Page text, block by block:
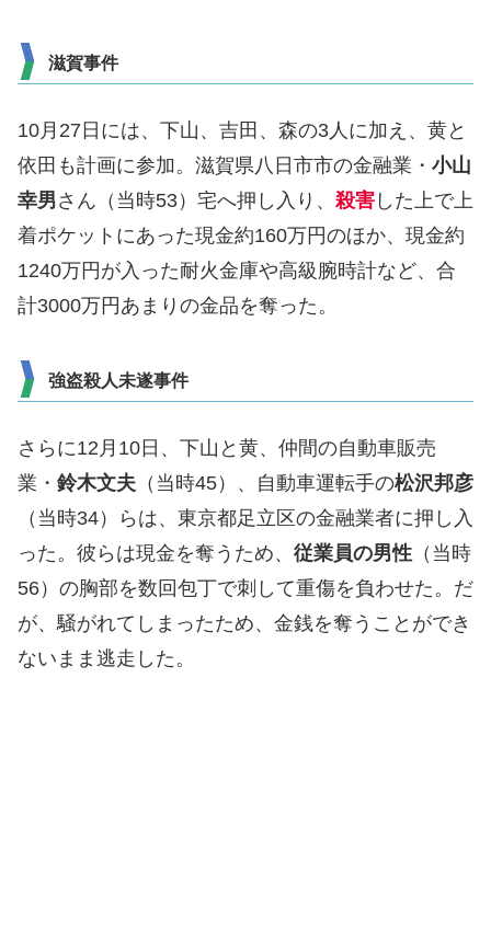
滋賀事件
10月27日には、下山、吉田、森の3人に加え、黄と
依田も計画に参加。滋賀県八日市市の金融業・ 小山
幸男 さん（当時53）宅へ押し入り、 殺害 した上で上
着ポケットにあった現金約160万円のほか、現金約
1240万円が入った耐火金庫や高級腕時計など、合
計3000万円あまりの金品を奪った。
強盗殺人未遂事件
さらに12月10日、下山と黄、仲間の自動車販売
業・ 鈴木文夫 （当時45）、自動車運転手の松沢邦彦
（当時34）らは、東京都足立区の金融業者に押し入
った。彼らは現金を奪うため、 従業員の男性 （当時
56）の胸部を数回包丁で刺して重傷を負わせた。だ
が、騒がれてしまったため、金銭を奪うことができ
ないまま逃走した。